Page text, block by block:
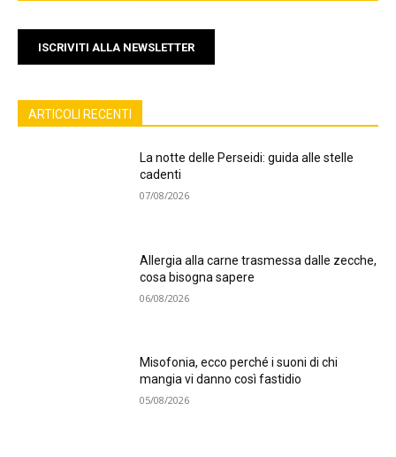
ISCRIVITI ALLA NEWSLETTER
ARTICOLI RECENTI
La notte delle Perseidi: guida alle stelle
cadenti
07/08/2026
Allergia alla carne trasmessa dalle zecche,
cosa bisogna sapere
06/08/2026
Misofonia, ecco perché i suoni di chi
mangia vi danno così fastidio
05/08/2026